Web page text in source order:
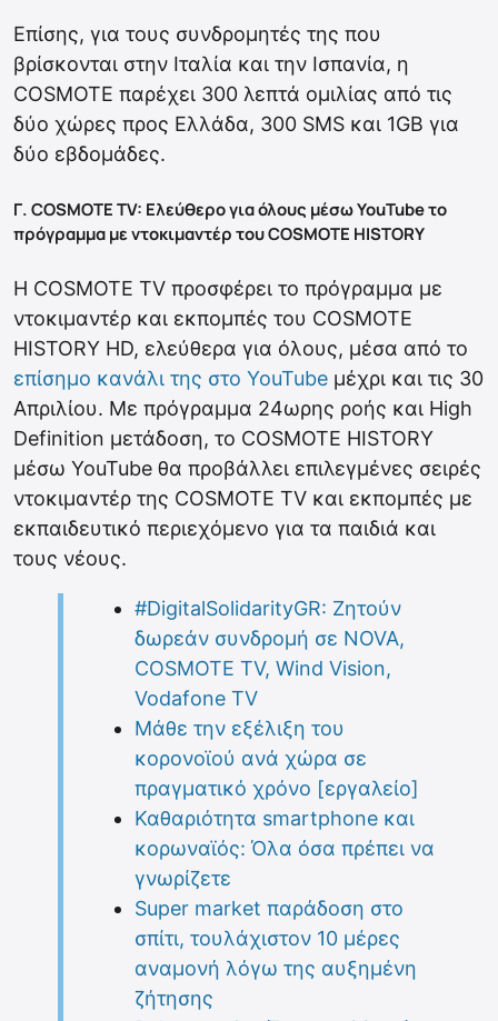
Επίσης, για τους συνδρομητές της που
βρίσκονται στην Ιταλία και την Ισπανία, η
COSMOTE παρέχει 300 λεπτά ομιλίας από τις
δύο χώρες προς Ελλάδα, 300 SMS και 1GB για
δύο εβδομάδες.
Γ. COSMOTE TV: Ελεύθερο για όλους μέσω YouTube το
πρόγραμμα με ντοκιμαντέρ του COSMOTE HISTORY
Η COSMOTE TV προσφέρει το πρόγραμμα με
ντοκιμαντέρ και εκπομπές του COSMOTE
HISTORY HD, ελεύθερα για όλους, μέσα από το
επίσημο κανάλι της στο YouTube μέχρι και τις 30
Απριλίου. Με πρόγραμμα 24ωρης ροής και High
Definition μετάδοση, το COSMOTE HISTORY
μέσω YouTube θα προβάλλει επιλεγμένες σειρές
ντοκιμαντέρ της COSMOTE TV και εκπομπές με
εκπαιδευτικό περιεχόμενο για τα παιδιά και
τους νέους.
#DigitalSolidarityGR: Ζητούν
δωρεάν συνδρομή σε NOVA,
COSMOTE TV, Wind Vision,
Vodafone TV
Μάθε την εξέλιξη του
κορονοϊού ανά χώρα σε
πραγματικό χρόνο [εργαλείο]
Καθαριότητα smartphone και
κορωναϊός: Όλα όσα πρέπει να
γνωρίζετε
Super market παράδοση στο
σπίτι, τουλάχιστον 10 μέρες
αναμονή λόγω της αυξημένη
ζήτησης